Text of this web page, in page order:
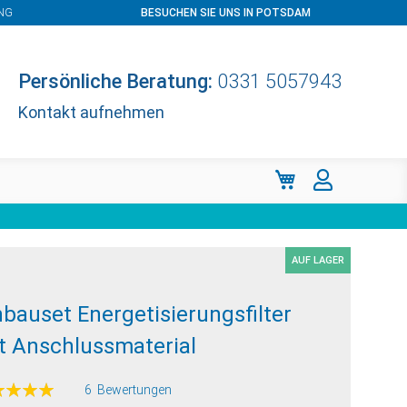
BESUCHEN SIE UNS IN POTSDAM
Persönliche Beratung: 0331 5057943
Kontakt aufnehmen
Mein Warenkorb
AUF LAGER
Energetisierungsfilter
Anschlussmaterial
6 Bewertungen